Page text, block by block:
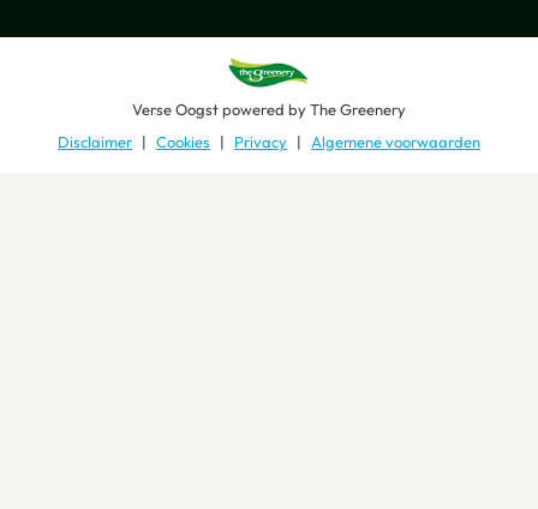
Verse Oogstpowered byThe Greenery
Disclaimer
Cookies Privacy Algemene voorwaarden